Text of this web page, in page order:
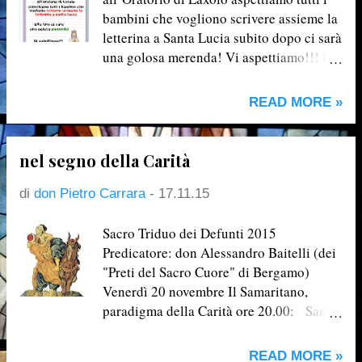
bambini che vogliono scrivere assieme la
letterina a Santa Lucia subito dopo ci sarà
una golosa merenda! Vi aspettiamo!!! Le
davanti alla Statua di Santa Lucia nella
READ MORE »
nel segno della Carità
di don Pietro Carrara - 17.11.15
Sacro Triduo dei Defunti 2015
Predicatore: don Alessandro Baitelli (dei
"Preti del Sacro Cuore" di Bergamo)
Venerdì 20 novembre Il Samaritano,
paradigma della Carità ore 20.00: Santa
l’esposizione dell’Eucaristia,READ MORE »